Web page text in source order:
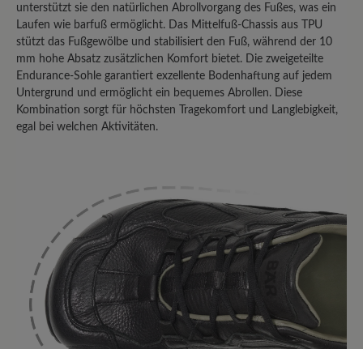
kommt damit sehr schnell ins Rutschen.
Der Preis für die Schuhe ist
unangemessen hoch. Meine
Reklamation wurde von Bär leider
abgewiesen und der Umtausch
abgelehnt. Habe bereits verschiedene
Bär-Schuhe getestet und eher
Sohlen besteht auch bei anderen Bär-
Modellen. Für so einen hohen Preis
fehlt der Mehrwert.
Unser Kommentar: Wir bedauern, dass Sie
mit unserem Erfolgsmodell High Performance
2.5 nicht zufrieden sind. Die profilierte PU-
Sohle bietet hervorragenden Halt bei Ihren
Outdoor-Aktivitäten. Auf rutschigen
unterstützt sie den natürlichen Abrollvorgang des Fußes, was ein
Laufen wie barfuß ermöglicht. Das Mittelfuß-Chassis aus TPU
stützt das Fußgewölbe und stabilisiert den Fuß, während der 10
mm hohe Absatz zusätzlichen Komfort bietet. Die zweigeteilte
Endurance-Sohle garantiert exzellente Bodenhaftung auf jedem
Untergrund und ermöglicht ein bequemes Abrollen. Diese
Kombination sorgt für höchsten Tragekomfort und Langlebigkeit,
egal bei welchen Aktivitäten.